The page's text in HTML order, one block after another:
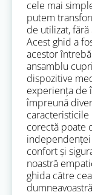
cele mai
putem
de utilizat,
Acest ghid a
acestor
ansamblu
dispozitive
experiența de
împreună
corectă poate
independenței
confort și
noastră
ghida către